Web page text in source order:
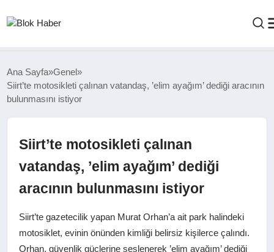
GENEL
SIYASET
ASAYIŞ
SPOR
Ana Sayfa Genel
Siirt’te motosikleti çalınan vatandaş, ’elim ayağım’ dediği aracının
bulunmasını istiyor
Siirt’te motosikleti çalınan
vatandaş, ’elim ayağım’ dediği
aracının bulunmasını istiyor
Siirt’te gazetecilik yapan Murat Orhan’a ait park halindeki
motosiklet, evinin önünden kimliği belirsiz kişilerce çalındı.
Orhan, güvenlik güçlerine seslenerek ’elim ayağım’ dediği